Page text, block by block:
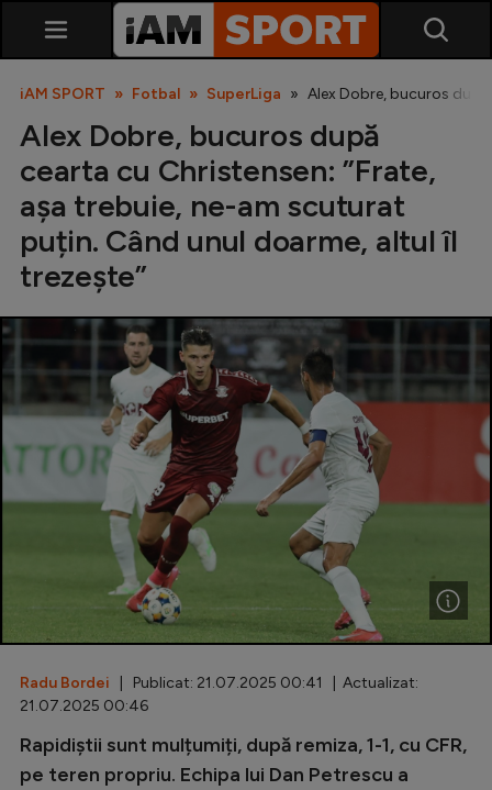
Liga 2
Cupa României
Echipa Națională
U21
Fotbal feminin
Special
Diverse
Inedit
Champions League
iAM SPORT Fotbal SuperLiga Alex Dobre, bucuros
Alex Dobre, bucuros după
cearta cu Christensen: ”Frate,
așa trebuie, ne-am scuturat
puțin. Când unul doarme, altul îl
trezește”
Radu Bordei | Publicat: 21.07.2025 00:41 | Actualizat:
21.07.2025 00:46
Rapidiștii sunt mulțumiți, după remiza, 1-1, cu CFR,
pe teren propriu. Echipa lui Dan Petrescu a